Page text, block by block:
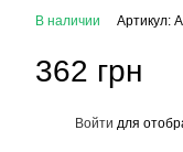
В наличии Артикул:
362 грн
Войти для